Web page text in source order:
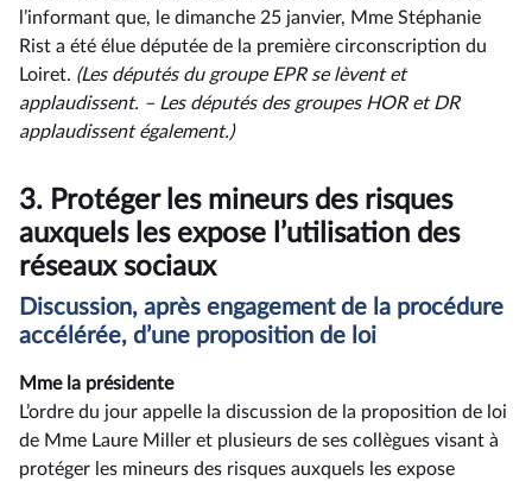
l’informant que, le dimanche 25 janvier, Mme Stéphanie
Rist a été élue députée de la première circonscription du
Loiret. (LesdéputésdugroupeEPRselèventet
applaudissent. –⁠ Lesdéputés des groupes HOR et DR
applaudissent également.)
3. Protéger les mineurs des risques
auxquels les expose l’utilisation des
réseaux sociaux
Discussion, après engagement de la procédure
accélérée, d’une proposition de loi
Mme la présidente
L’ordre du jour appelle la discussion de la proposition de loi
de Mme Laure Miller et plusieurs de ses collègues visant à
protéger les mineurs des risques auxquels les expose